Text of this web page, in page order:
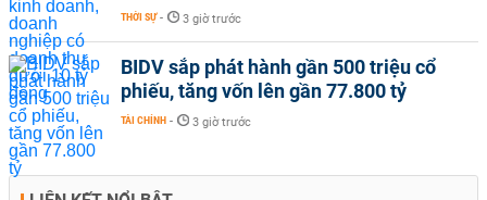
THỜI SỰ - 3 giờ trước
BIDV sắp phát hành gần 500 triệu cổ
phiếu, tăng vốn lên gần 77.800 tỷ
TÀI CHÍNH - 3 giờ trước